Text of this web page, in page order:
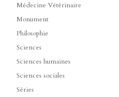
Médecine Vétérinaire
Monument
Philosophie
Sciences
Sciences humaines
Sciences sociales
Séries